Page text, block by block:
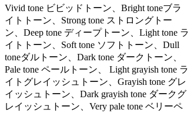
Vivid tone ビビッドトーン、Bright toneブラ
イトトーン、Strong tone ストロングトー
ン、Deep tone ディープトーン、Light tone ラ
イトトーン、Soft tone ソフトトーン、Dull
toneダルトーン、Dark tone ダークトーン、
Pale tone ペールトーン、 Light grayish tone ラ
イトグレイッシュトーン、Grayish tone グレ
イッシュトーン、Dark grayish tone ダークグ
レイッシュトーン、Very pale tone ベリーペ